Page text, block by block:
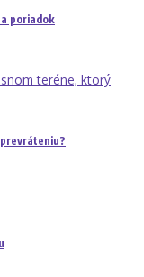
poriadok